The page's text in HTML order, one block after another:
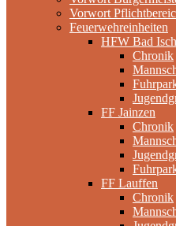
Vorwort
Feuerwehreinheiten
HFW Bad
Chronik
FF Jainzen
Chronik
FF Lauffen
Chronik